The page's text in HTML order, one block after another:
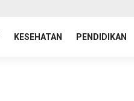
KESEHATAN PENDIDIKAN